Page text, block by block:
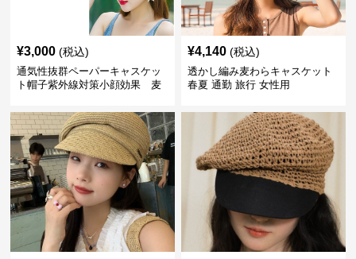
¥3,000 (税込)
通気性抜群ペーパーキャスケッ
ト帽子紫外線対策小顔効果 麦
¥4,140 (税込)
透かし編み麦わらキャスケット
春夏 通勤 旅行 女性用